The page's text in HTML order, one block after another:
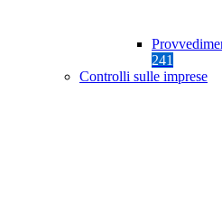
241
Controlli sulle imprese